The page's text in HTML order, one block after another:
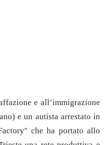
e all’immigrazione
e un autista arrestato in
che ha portato allo